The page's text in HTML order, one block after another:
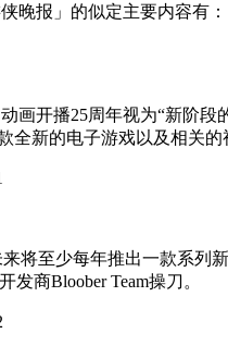
晚报」的似定主要内容有
开播25周年视为“新阶段
全新的电子游戏以及相关的
至少每年推出一款系列
商Bloober Team操刀。